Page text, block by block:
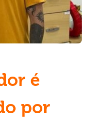
é
por